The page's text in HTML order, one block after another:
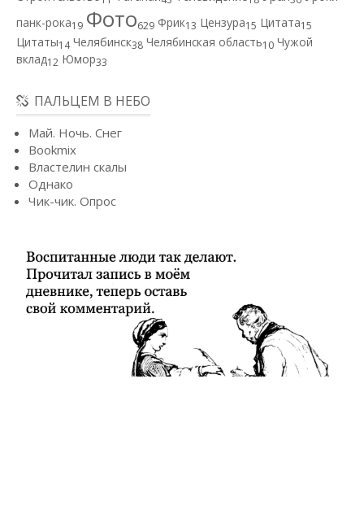
панк-рока19 Фото629 Фрик13 Цензура15 Цитата15
Цитаты14 Челябинск38 Челябинская область10 Чужой
вклад12 Юмор33
ПАЛЬЦЕМ В НЕБО
Май. Ночь. Снег
Bookmix
Властелин скалы
Однако
Чик-чик. Опрос